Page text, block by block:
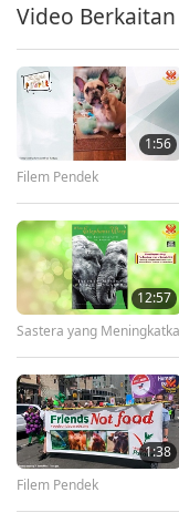
Video Berkaitan
1:56
Filem Pendek
12:57
Sastera yang
1:38
Filem Pendek